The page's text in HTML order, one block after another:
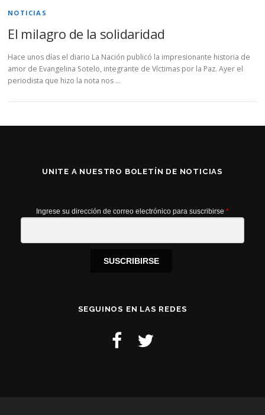
NOTICIAS
El milagro de la solidaridad
Hace unos días el diario La Nación publicó la impresionante historia de
amor de Evangelina Sotelo, integrante de Víctimas por la Paz. Ayer el
periodista que hizo la nota nos …
UNITE A NUESTRO BOLETÍN DE NOTICIAS
Ingrese su dirección de correo electrónico para suscribirse *
SUSCRIBIRSE
SEGUINOS EN LAS REDES